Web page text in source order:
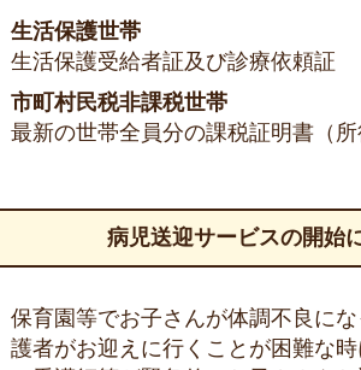
生活保護世帯
生活保護受給者証及び診療依頼証
市町村民税非課税世帯
最新の世帯全員分の課税証明書（所
病児送迎サービスの開始
保育園等でお子さんが体調不良に
護者がお迎えに行くことが困難な